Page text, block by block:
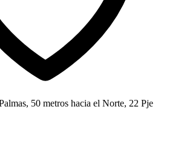
50 metros hacia el Norte, 22 Pje